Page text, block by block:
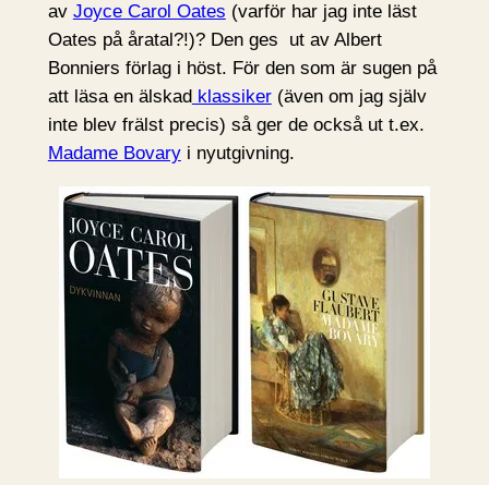
av Joyce Carol Oates (varför har jag inte läst
Oates på åratal?!)? Den ges ut av Albert
Bonniers förlag i höst. För den som är sugen på
att läsa en älskadklassiker(även om jag själv
inte blev frälst precis) så ger de också ut t.ex.
Madame Bovaryi nyutgivning.